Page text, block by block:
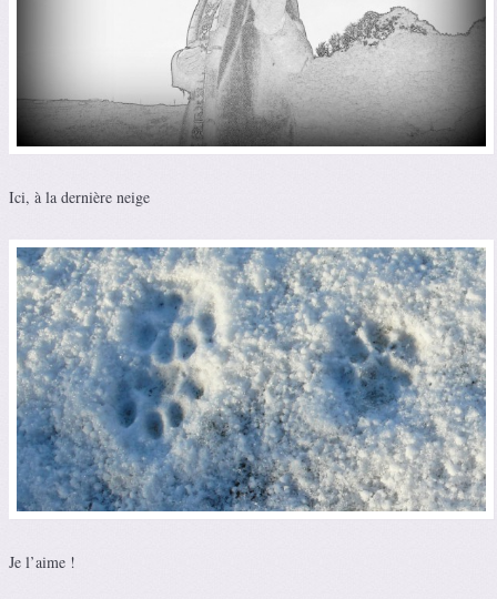
Ici, à la dernière neige
Je l’aime !